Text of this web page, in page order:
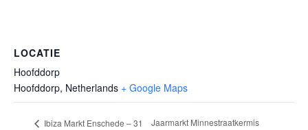
LOCATIE
Hoofddorp
Hoofddorp, Netherlands + Google Maps
Ibiza Markt Enschede – 31
Jaarmarkt Minnestraatkermis